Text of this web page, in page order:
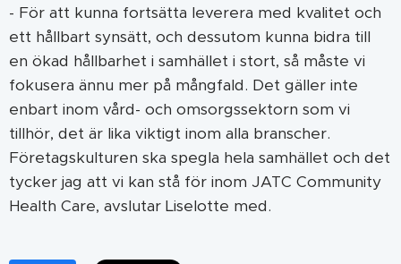
- För att kunna fortsätta leverera med kvalitet och
ett hållbart synsätt, och dessutom kunna bidra till
en ökad hållbarhet i samhället i stort, så måste vi
fokusera ännu mer på mångfald. Det gäller inte
enbart inom vård- och omsorgssektorn som vi
tillhör, det är lika viktigt inom alla branscher.
Företagskulturen ska spegla hela samhället och det
tycker jag att vi kan stå för inom JATC Community
Health Care, avslutar Liselotte med.